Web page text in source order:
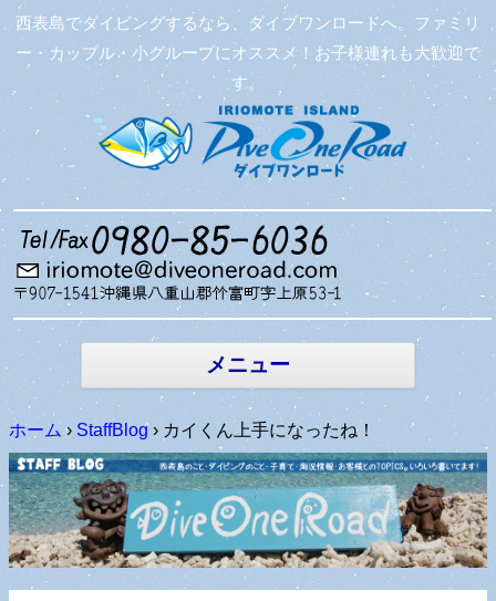
西表島でダイビングするなら、ダイブワンロードへ。ファミリ
ー・カップル・小グループにオススメ！お子様連れも大歓迎で
す。
メニュー
コンテン
ホーム › StaffBlog › カイくん上手になったね！